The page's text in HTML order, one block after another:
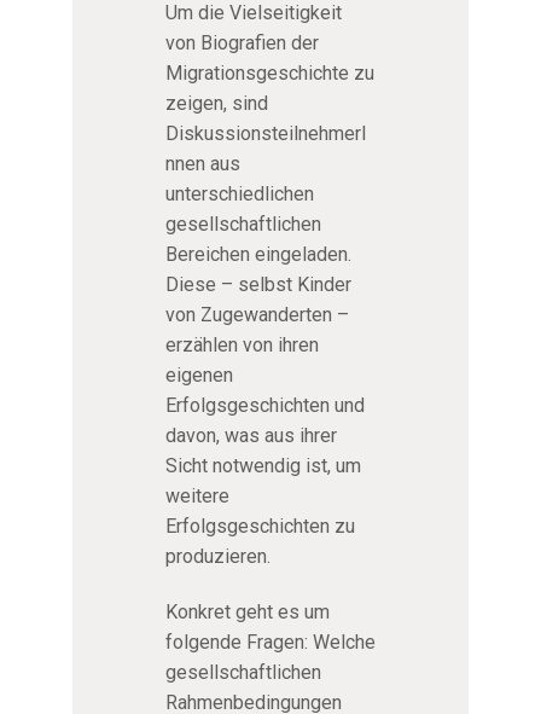
Um die Vielseitigkeit
von Biografien der
Migrationsgeschichte zu
zeigen, sind
DiskussionsteilnehmerI
nnen aus
unterschiedlichen
gesellschaftlichen
Bereichen eingeladen.
Diese – selbst Kinder
von Zugewanderten –
erzählen von ihren
eigenen
Erfolgsgeschichten und
davon, was aus ihrer
Sicht notwendig ist, um
weitere
Erfolgsgeschichten zu
produzieren.
Konkret geht es um
folgende Fragen: Welche
gesellschaftlichen
Rahmenbedingungen